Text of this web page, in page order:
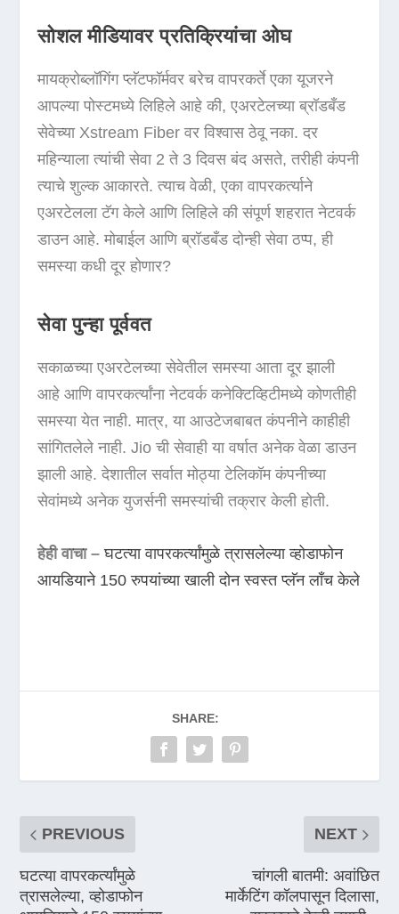
सोशल मीडियावर प्रतिक्रियांचा ओघ
मायक्रोब्लॉगिंग प्लॅटफॉर्मवर बरेच वापरकर्ते एका यूजरने
आपल्या पोस्टमध्ये लिहिले आहे की, एअरटेलच्या ब्रॉडबँड
सेवेच्या Xstream Fiber वर विश्वास ठेवू नका. दर
महिन्याला त्यांची सेवा 2 ते 3 दिवस बंद असते, तरीही कंपनी
त्याचे शुल्क आकारते. त्याच वेळी, एका वापरकर्त्याने
एअरटेलला टॅग केले आणि लिहिले की संपूर्ण शहरात नेटवर्क
डाउन आहे. मोबाईल आणि ब्रॉडबँड दोन्ही सेवा ठप्प, ही
समस्या कधी दूर होणार?
सेवा पुन्हा पूर्ववत
सकाळच्या एअरटेलच्या सेवेतील समस्या आता दूर झाली
आहे आणि वापरकर्त्यांना नेटवर्क कनेक्टिव्हिटीमध्ये कोणतीही
समस्या येत नाही. मात्र, या आउटेजबाबत कंपनीने काहीही
सांगितलेले नाही. Jio ची सेवाही या वर्षात अनेक वेळा डाउन
झाली आहे. देशातील सर्वात मोठ्या टेलिकॉम कंपनीच्या
सेवांमध्ये अनेक युजर्सनी समस्यांची तक्रार केली होती.
हेही वाचा – घटत्या वापरकर्त्यांमुळे त्रासलेल्या व्होडाफोन
आयडियाने 150 रुपयांच्या खाली दोन स्वस्त प्लॅन लाँच केले
SHARE:
PREVIOUS
घटत्या वापरकर्त्यांमुळे
त्रासलेल्या, व्होडाफोन
NEXT
चांगली बातमी: अवांछित
मार्केटिंग कॉलपासून दिलासा,